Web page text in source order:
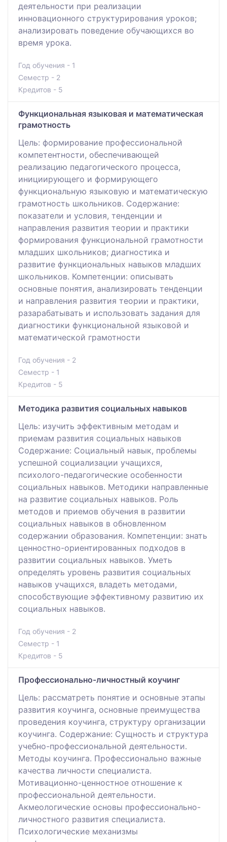
деятельности при реализации
инновационного структурирования уроков;
анализировать поведение обучающихся во
время урока.
Год обучения - 1
Семестр - 2
Кредитов - 5
Функциональная языковая и математическая
грамотность
Цель: формирование профессиональной
компетентности, обеспечивающей
реализацию педагогического процесса,
инициирующего и формирующего
функциональную языковую и математическую
грамотность школьников. Содержание:
показатели и условия, тенденции и
направления развития теории и практики
формирования функциональной грамотности
младших школьников; диагностика и
развитие функциональных навыков младших
школьников. Компетенции: описывать
основные понятия, анализировать тенденции
и направления развития теории и практики,
разарабатывать и использовать задания для
диагностики функциональной языковой и
математической грамотности
Год обучения - 2
Семестр - 1
Кредитов - 5
Методика развития социальных навыков
Цель: изучить эффективным методам и
приемам развития социальных навыков
Содержание: Социальный навык, проблемы
успешной социализации учащихся,
психолого-педагогические особенности
социальных навыков. Методики направленные
на развитие социальных навыков. Роль
методов и приемов обучения в развитии
социальных навыков в обновленном
содержании образования. Компетенции: знать
ценностно-ориентированных подходов в
развитии социальных навыков. Уметь
определять уровень развития социальных
навыков учащихся, владеть методами,
способствующие эффективному развитию их
социальных навыков.
Год обучения - 2
Семестр - 1
Кредитов - 5
Профессионально-личностный коучинг
Цель: рассматреть понятие и основные этапы
развития коучинга, основные преимущества
проведения коучинга, структуру организации
коучинга. Содержание: Сущность и структура
учебно-профессиональной деятельности.
Методы коучинга. Профессионально важные
качества личности специалиста.
Мотивационно-ценностное отношение к
профессиональной деятельности.
Акмеологические основы профессионально-
личностного развития специалиста.
Психологические механизмы